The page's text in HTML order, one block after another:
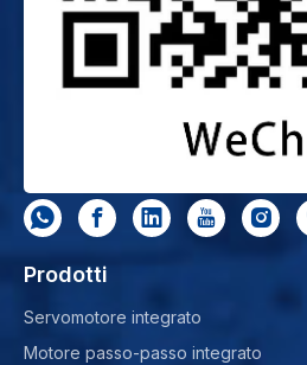
Prodotti
Servomotore integrato
Motore passo-passo integrato